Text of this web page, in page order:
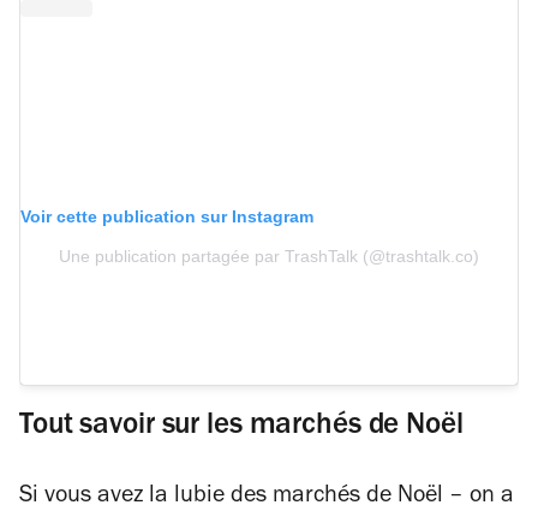
Voir cette publication sur Instagram
Une publication partagée par TrashTalk (@trashtalk.co)
Tout savoir sur les marchés de Noël
Si vous avez la lubie des marchés de Noël – on a